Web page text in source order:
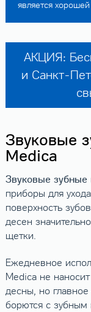
является
АКЦИЯ:
и Санкт-
Звуковые
Medica
Звуковые зубные
приборы для
поверхность
десен
щетки.
Ежедневное
Medica не
десны, но
борются с